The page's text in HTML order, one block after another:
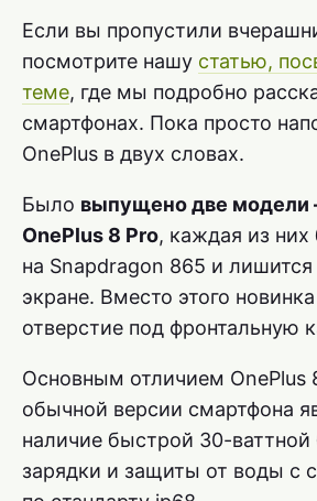
Если вы пропустили
посмотрите нашу статью,
теме, где мы подробно
смартфонах. Пока просто
OnePlus в двух словах.
Было выпущено две модели
OnePlus 8 Pro, каждая из них
на Snapdragon 865 и
экране. Вместо этого
отверстие под фронтальную
Основным отличием OnePlus
обычной версии смартфона
наличие быстрой 30-ваттной
зарядки и защиты от воды с